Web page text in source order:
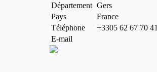
Département Gers
Pays
France
Téléphone
+3305 62 67 70 41
E-mail